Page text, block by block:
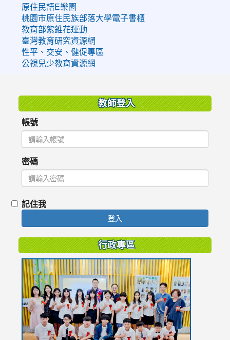
原住民語E樂園
桃園市原住民族部落大學電子書櫃
教育部紫錐花運動
臺灣教育研究資源網
性平、交安、健促專區
公視兒少教育資源網
教師登入
帳號
密碼
記住我
登入
行政專區